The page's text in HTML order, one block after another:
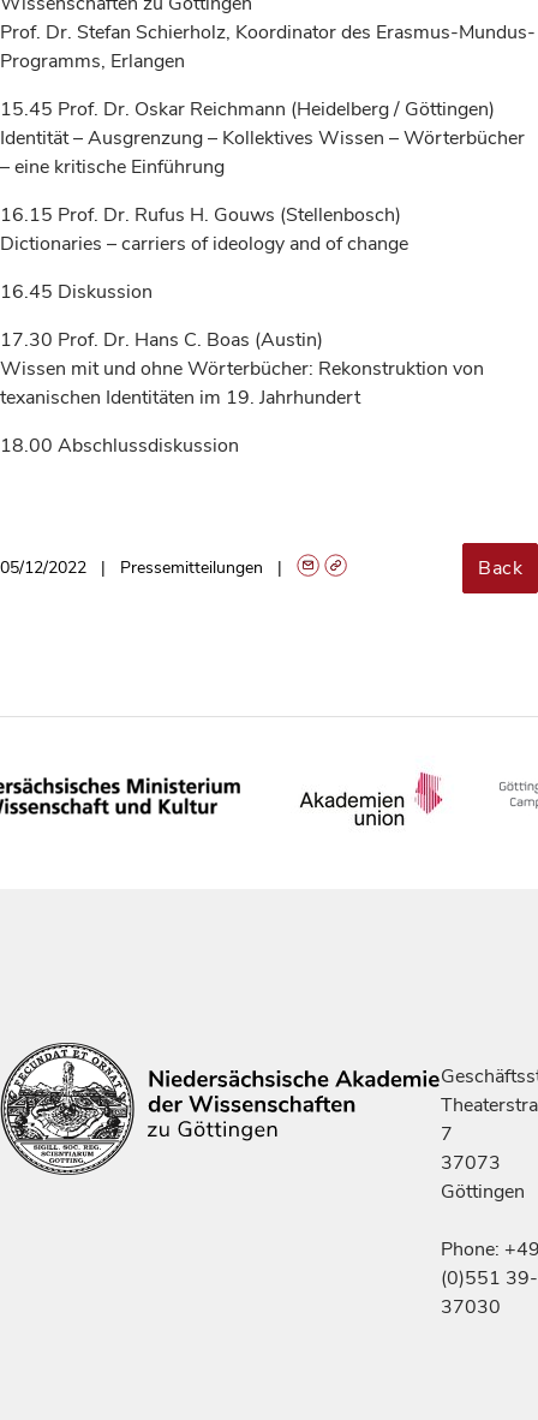
Prof. Dr. Stefan Schierholz, Koordinator des Erasmus-Mundus-
Programms, Erlangen
15.45 Prof. Dr. Oskar Reichmann (Heidelberg / Göttingen)
Identität – Ausgrenzung – Kollektives Wissen – Wörterbücher
– eine kritische Einführung
16.15 Prof. Dr. Rufus H. Gouws (Stellenbosch)
Dictionaries – carriers of ideology and of change
16.45 Diskussion
17.30 Prof. Dr. Hans C. Boas (Austin)
Wissen mit und ohne Wörterbücher: Rekonstruktion von
texanischen Identitäten im 19. Jahrhundert
18.00 Abschlussdiskussion
05/12/2022 Pressemitteilungen Back
7
37073
Göttingen
Phone:
(0)551 39-
37030